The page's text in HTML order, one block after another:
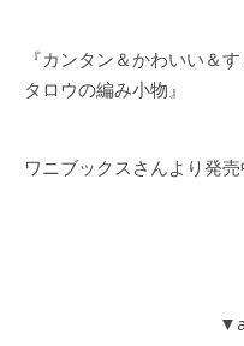
『カンタン＆かわいい＆
タロウの編み小物』
ワニブックスさんより発売